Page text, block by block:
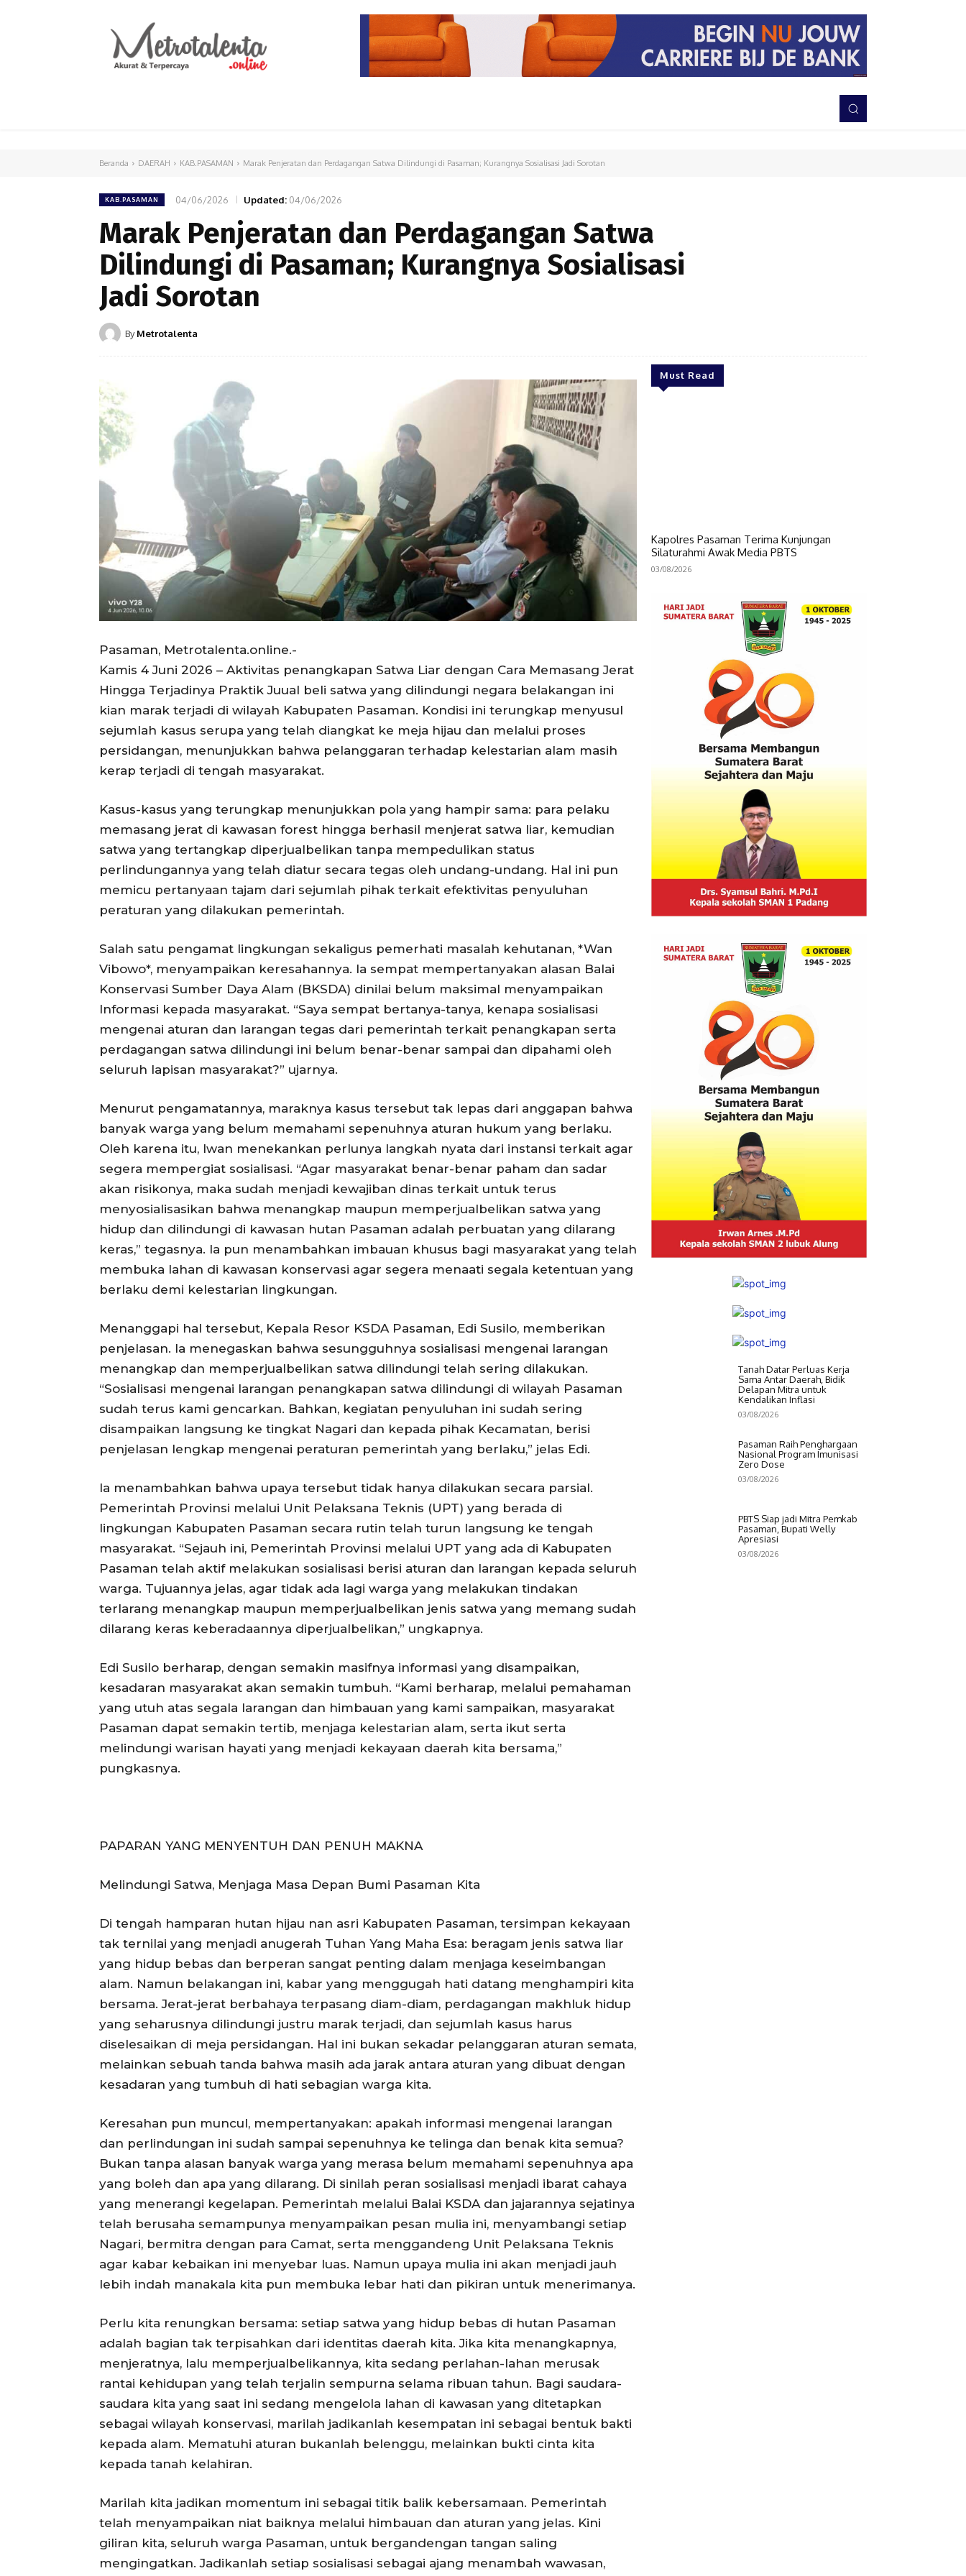
TNI-POLRI
Beranda DAERAH KAB.PASAMAN Marak Penjeratan dan Perdagangan Satwa Dilindungi di Pasaman; Kurangnya Sosialisasi Jadi Sorotan
KAB.PASAMAN 04/06/2026 Updated: 04/06/2026
Marak Penjeratan dan Perdagangan Satwa
Dilindungi di Pasaman; Kurangnya Sosialisasi
Jadi Sorotan
By Metrotalenta
Pasaman, Metrotalenta.online.-
Kamis 4 Juni 2026 – Aktivitas penangkapan Satwa Liar dengan Cara Memasang Jerat
Hingga Terjadinya Praktik Juual beli satwa yang dilindungi negara belakangan ini
kian marak terjadi di wilayah Kabupaten Pasaman. Kondisi ini terungkap menyusul
sejumlah kasus serupa yang telah diangkat ke meja hijau dan melalui proses
persidangan, menunjukkan bahwa pelanggaran terhadap kelestarian alam masih
kerap terjadi di tengah masyarakat.
Kasus-kasus yang terungkap menunjukkan pola yang hampir sama: para pelaku
memasang jerat di kawasan forest hingga berhasil menjerat satwa liar, kemudian
satwa yang tertangkap diperjualbelikan tanpa mempedulikan status
perlindungannya yang telah diatur secara tegas oleh undang-undang. Hal ini pun
memicu pertanyaan tajam dari sejumlah pihak terkait efektivitas penyuluhan
peraturan yang dilakukan pemerintah.
Salah satu pengamat lingkungan sekaligus pemerhati masalah kehutanan, *Wan
Vibowo*, menyampaikan keresahannya. Ia sempat mempertanyakan alasan Balai
Konservasi Sumber Daya Alam (BKSDA) dinilai belum maksimal menyampaikan
Informasi kepada masyarakat. “Saya sempat bertanya-tanya, kenapa sosialisasi
mengenai aturan dan larangan tegas dari pemerintah terkait penangkapan serta
perdagangan satwa dilindungi ini belum benar-benar sampai dan dipahami oleh
seluruh lapisan masyarakat?” ujarnya.
Menurut pengamatannya, maraknya kasus tersebut tak lepas dari anggapan bahwa
banyak warga yang belum memahami sepenuhnya aturan hukum yang berlaku.
Oleh karena itu, Iwan menekankan perlunya langkah nyata dari instansi terkait agar
segera mempergiat sosialisasi. “Agar masyarakat benar-benar paham dan sadar
akan risikonya, maka sudah menjadi kewajiban dinas terkait untuk terus
menyosialisasikan bahwa menangkap maupun memperjualbelikan satwa yang
hidup dan dilindungi di kawasan hutan Pasaman adalah perbuatan yang dilarang
keras,” tegasnya. Ia pun menambahkan imbauan khusus bagi masyarakat yang telah
membuka lahan di kawasan konservasi agar segera menaati segala ketentuan yang
berlaku demi kelestarian lingkungan.
Menanggapi hal tersebut, Kepala Resor KSDA Pasaman, Edi Susilo, memberikan
penjelasan. Ia menegaskan bahwa sesungguhnya sosialisasi mengenai larangan
menangkap dan memperjualbelikan satwa dilindungi telah sering dilakukan.
“Sosialisasi mengenai larangan penangkapan satwa dilindungi di wilayah Pasaman
sudah terus kami gencarkan. Bahkan, kegiatan penyuluhan ini sudah sering
disampaikan langsung ke tingkat Nagari dan kepada pihak Kecamatan, berisi
penjelasan lengkap mengenai peraturan pemerintah yang berlaku,” jelas Edi.
Ia menambahkan bahwa upaya tersebut tidak hanya dilakukan secara parsial.
Pemerintah Provinsi melalui Unit Pelaksana Teknis (UPT) yang berada di
lingkungan Kabupaten Pasaman secara rutin telah turun langsung ke tengah
masyarakat. “Sejauh ini, Pemerintah Provinsi melalui UPT yang ada di Kabupaten
Pasaman telah aktif melakukan sosialisasi berisi aturan dan larangan kepada seluruh
warga. Tujuannya jelas, agar tidak ada lagi warga yang melakukan tindakan
terlarang menangkap maupun memperjualbelikan jenis satwa yang memang sudah
dilarang keras keberadaannya diperjualbelikan,” ungkapnya.
Edi Susilo berharap, dengan semakin masifnya informasi yang disampaikan,
kesadaran masyarakat akan semakin tumbuh. “Kami berharap, melalui pemahaman
yang utuh atas segala larangan dan himbauan yang kami sampaikan, masyarakat
Pasaman dapat semakin tertib, menjaga kelestarian alam, serta ikut serta
melindungi warisan hayati yang menjadi kekayaan daerah kita bersama,”
pungkasnya.
PAPARAN YANG MENYENTUH DAN PENUH MAKNA
Melindungi Satwa, Menjaga Masa Depan Bumi Pasaman Kita
Di tengah hamparan hutan hijau nan asri Kabupaten Pasaman, tersimpan kekayaan
tak ternilai yang menjadi anugerah Tuhan Yang Maha Esa: beragam jenis satwa liar
yang hidup bebas dan berperan sangat penting dalam menjaga keseimbangan
alam. Namun belakangan ini, kabar yang menggugah hati datang menghampiri kita
bersama. Jerat-jerat berbahaya terpasang diam-diam, perdagangan makhluk hidup
yang seharusnya dilindungi justru marak terjadi, dan sejumlah kasus harus
diselesaikan di meja persidangan. Hal ini bukan sekadar pelanggaran aturan semata,
melainkan sebuah tanda bahwa masih ada jarak antara aturan yang dibuat dengan
kesadaran yang tumbuh di hati sebagian warga kita.
Keresahan pun muncul, mempertanyakan: apakah informasi mengenai larangan
dan perlindungan ini sudah sampai sepenuhnya ke telinga dan benak kita semua?
Bukan tanpa alasan banyak warga yang merasa belum memahami sepenuhnya apa
yang boleh dan apa yang dilarang. Di sinilah peran sosialisasi menjadi ibarat cahaya
yang menerangi kegelapan. Pemerintah melalui Balai KSDA dan jajarannya sejatinya
telah berusaha semampunya menyampaikan pesan mulia ini, menyambangi setiap
Nagari, bermitra dengan para Camat, serta menggandeng Unit Pelaksana Teknis
agar kabar kebaikan ini menyebar luas. Namun upaya mulia ini akan menjadi jauh
lebih indah manakala kita pun membuka lebar hati dan pikiran untuk menerimanya.
Perlu kita renungkan bersama: setiap satwa yang hidup bebas di hutan Pasaman
adalah bagian tak terpisahkan dari identitas daerah kita. Jika kita menangkapnya,
menjeratnya, lalu memperjualbelikannya, kita sedang perlahan-lahan merusak
rantai kehidupan yang telah terjalin sempurna selama ribuan tahun. Bagi saudara-
saudara kita yang saat ini sedang mengelola lahan di kawasan yang ditetapkan
sebagai wilayah konservasi, marilah jadikanlah kesempatan ini sebagai bentuk bakti
kepada alam. Mematuhi aturan bukanlah belenggu, melainkan bukti cinta kita
kepada tanah kelahiran.
Marilah kita jadikan momentum ini sebagai titik balik kebersamaan. Pemerintah
telah menyampaikan niat baiknya melalui himbauan dan aturan yang jelas. Kini
giliran kita, seluruh warga Pasaman, untuk bergandengan tangan saling
mengingatkan. Jadikanlah setiap sosialisasi sebagai ajang menambah wawasan,
Must Read
Kapolres Pasaman Terima Kunjungan
Silaturahmi Awak Media PBTS
03/08/2026
Tanah Datar Perluas Kerja
Sama Antar Daerah, Bidik
Delapan Mitra untuk
Kendalikan Inflasi
03/08/2026
Pasaman Raih Penghargaan
Nasional Program Imunisasi
Zero Dose
03/08/2026
PBTS Siap jadi Mitra Pemkab
Pasaman, Bupati Welly
Apresiasi
03/08/2026